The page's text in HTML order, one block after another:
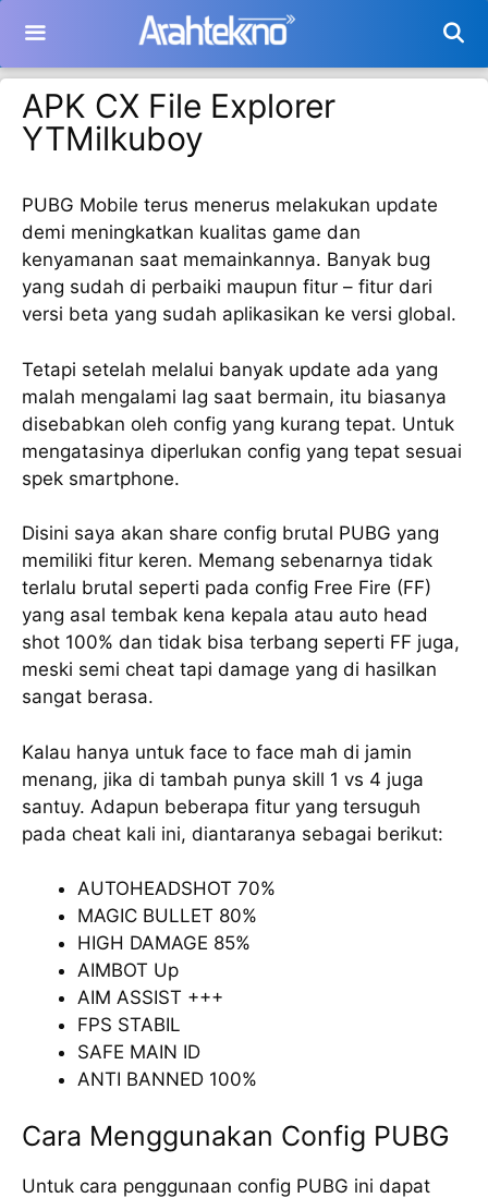
isi
APK CX File Explorer
YTMilkuboy
PUBG Mobile terus menerus melakukan update
demi meningkatkan kualitas game dan
kenyamanan saat memainkannya. Banyak bug
yang sudah di perbaiki maupun fitur – fitur dari
versi beta yang sudah aplikasikan ke versi global.
Tetapi setelah melalui banyak update ada yang
malah mengalami lag saat bermain, itu biasanya
disebabkan oleh config yang kurang tepat. Untuk
mengatasinya diperlukan config yang tepat sesuai
spek smartphone.
Disini saya akan share config brutal PUBG yang
memiliki fitur keren. Memang sebenarnya tidak
terlalu brutal seperti pada config Free Fire (FF)
yang asal tembak kena kepala atau auto head
shot 100% dan tidak bisa terbang seperti FF juga,
meski semi cheat tapi damage yang di hasilkan
sangat berasa.
Kalau hanya untuk face to face mah di jamin
menang, jika di tambah punya skill 1 vs 4 juga
santuy. Adapun beberapa fitur yang tersuguh
pada cheat kali ini, diantaranya sebagai berikut:
AUTOHEADSHOT 70%
MAGIC BULLET 80%
HIGH DAMAGE 85%
AIMBOT Up
AIM ASSIST +++
FPS STABIL
SAFE MAIN ID
ANTI BANNED 100%
Cara Menggunakan Config PUBG
Untuk cara penggunaan config PUBG ini dapat